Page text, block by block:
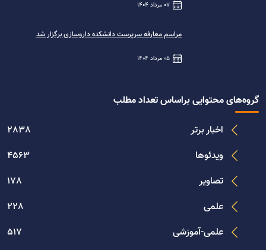
07 مرداد 1404
مراسم معارفه سرپرست دانشکده داروسازی برگزار شد
05 مرداد 1404
گروه‌های محتوایی براساس تعداد مطلب
اخبار برتر
2838
ویدئوها
4563
تصاویر
178
علمی
228
علمی-آموزشی
517